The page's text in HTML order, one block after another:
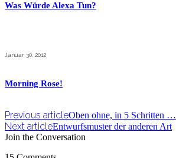
Was Würde Alexa Tun?
Januar 30, 2012
Morning Rose!
Previous articleOben ohne, in 5 Schritten …
Next articleEntwurfsmuster der anderen Art
Join the Conversation